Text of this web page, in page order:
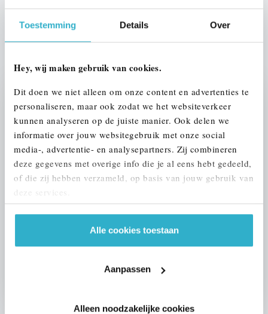
Toestemming Details Over
Hey, wij maken gebruik van cookies.
Dit doen we niet alleen om onze content en advertenties te
personaliseren, maar ook zodat we het websiteverkeer
kunnen analyseren op de juiste manier. Ook delen we
informatie over jouw websitegebruik met onze social
media-, advertentie- en analysepartners. Zij combineren
deze gegevens met overige info die je al eens hebt gedeeld,
of die zij hebben verzameld, op basis van jouw gebruik van
deze services.
Alle cookies toestaan
Aanpassen
Alleen noodzakelijke cookies
UW AUTO INRUILEN?
VOORSTEL AANVRAGEN
U vertelt meer over uw auto
ALLE OPTIES EN SPECIFICATIES